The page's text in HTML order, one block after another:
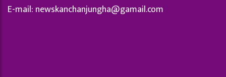
E-mail: newskanchanjungha@gamail.com